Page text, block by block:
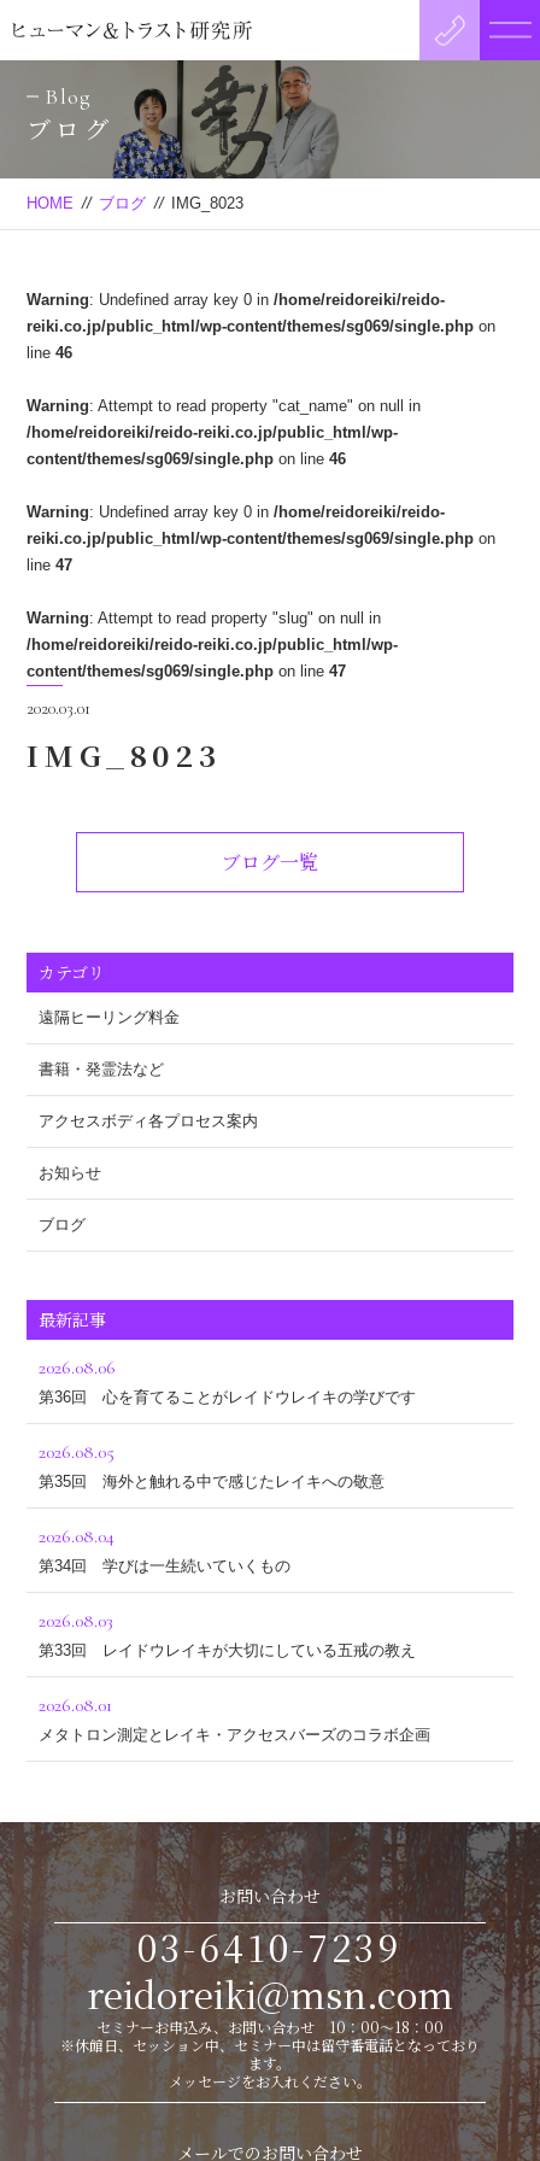
Blog
ブログ
HOME // ブログ // IMG_8023
Warning: Undefined array key 0 in/home/reidoreiki/reido-
reiki.co.jp/public_html/wp-content/themes/sg069/single.php on
line46
Warning: Attempt to read property "cat_name" on null in
/home/reidoreiki/reido-reiki.co.jp/public_html/wp-
content/themes/sg069/single.php on line46
Warning: Undefined array key 0 in/home/reidoreiki/reido-
reiki.co.jp/public_html/wp-content/themes/sg069/single.php on
line47
Warning: Attempt to read property "slug" on null in
/home/reidoreiki/reido-reiki.co.jp/public_html/wp-
content/themes/sg069/single.php on line47
2020.03.01
IMG_8023
ブログ一覧
カテゴリ
遠隔ヒーリング料金
書籍・発霊法など
アクセスボディ各プロセス案内
お知らせ
ブログ
最新記事
2026.08.06
第36回 心を育てることがレイドウレイキの学びです
2026.08.05
第35回 海外と触れる中で感じたレイキへの敬意
2026.08.04
第34回 学びは一生続いていくもの
2026.08.03
第33回 レイドウレイキが大切にしている五戒の教え
2026.08.01
メタトロン測定とレイキ・アクセスバーズのコラボ企画
お問い合わせ
03-6410-7239
reidoreiki@msn.com
セミナーお申込み、お問い合わせ 10：00～18：00
※休館日、セッション中、セミナー中は留守番電話となっており
ます。
メッセージをお入れください。
メールでのお問い合わせ